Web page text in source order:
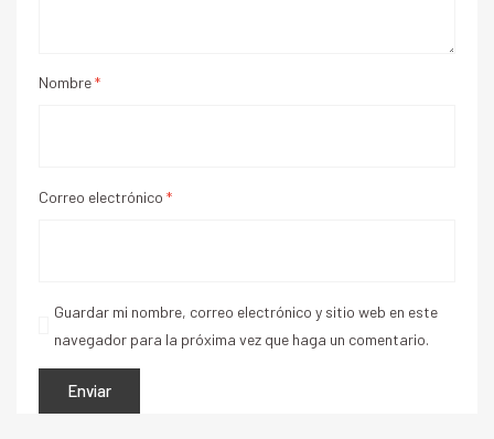
Nombre*
Correo electrónico *
Guardar mi nombre, correo electrónico y sitio web en este
navegador para la próxima vez que haga un comentario.